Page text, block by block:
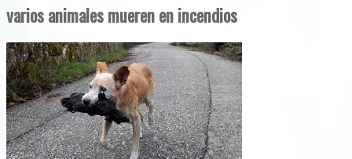
varios animales mueren en incendios